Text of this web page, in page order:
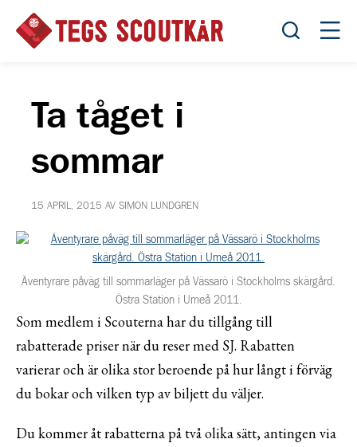
Öppna
Ta tåget i
sommar
15 APRIL, 2015 AV SIMON LUNDGREN
Äventyrare påväg till sommarläger på Vässarö i Stockholms skärgård.
Östra Station i Umeå 2011.
Som medlem i Scouterna har du tillgång till
rabatterade priser när du reser med SJ. Rabatten
varierar och är olika stor beroende på hur långt i förväg
du bokar och vilken typ av biljett du väljer.
Du kommer åt rabatterna på två olika sätt, antingen via